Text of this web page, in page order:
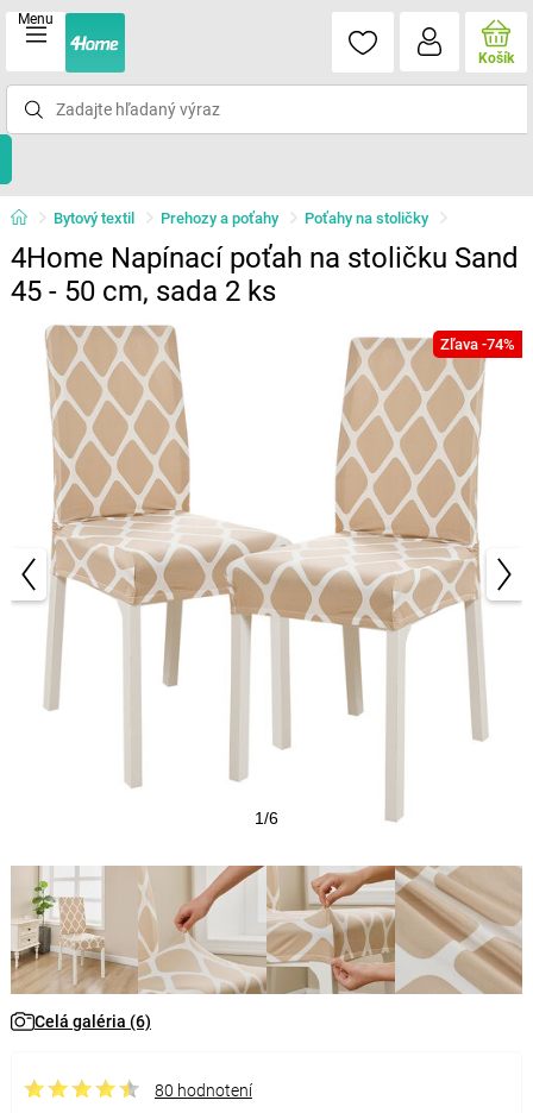
Menu
Košík
Bytový textil Prehozy a poťahy Poťahy na stoličky
4Home Napínací poťah na stoličku Sand
45 - 50 cm, sada 2 ks
Zľava -74%
1/6
Celá galéria (6)
80 hodnotení